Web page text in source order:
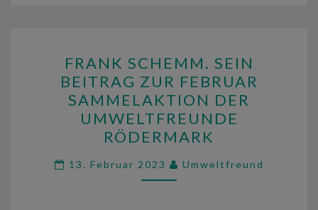
SCHEMM.
SEIN
BEITRAG
ZUR
FEBRUAR
SAMMELAKTION
DER
FRANK SCHEMM. SEIN
BEITRAG ZUR FEBRUAR
SAMMELAKTION DER
UMWELTFREUNDE
RÖDERMARK
13. Februar 2023 Umweltfreund